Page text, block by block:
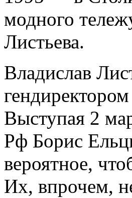
модного
Листьева.
Владислав
Выступая 2
Рф Борис
вероятное,
Их, впрочем,